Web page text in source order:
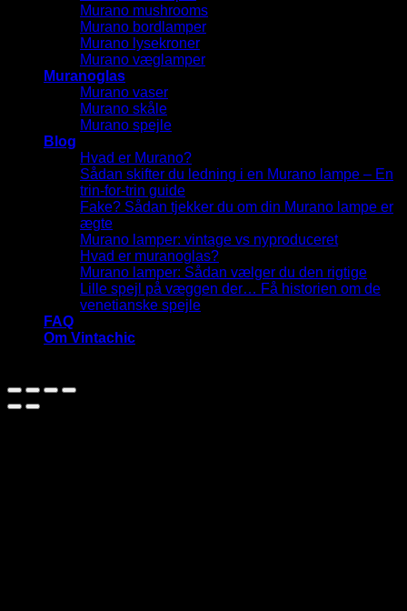
Murano mushrooms
Murano bordlamper
Murano lysekroner
Murano væglamper
Muranoglas
Murano vaser
Murano skåle
Murano spejle
Blog
Hvad er Murano?
Sådan skifter du ledning i en Murano lampe – En
trin-for-trin guide
Fake? Sådan tjekker du om din Murano lampe er
ægte
Murano lamper: vintage vs nyproduceret
Hvad er muranoglas?
Murano lamper: Sådan vælger du den rigtige
Lille spejl på væggen der… Få historien om de
venetianske spejle
FAQ
Om Vintachic